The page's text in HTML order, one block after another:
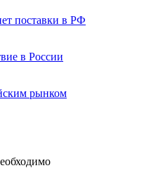
поставки в РФ
в России
рынком